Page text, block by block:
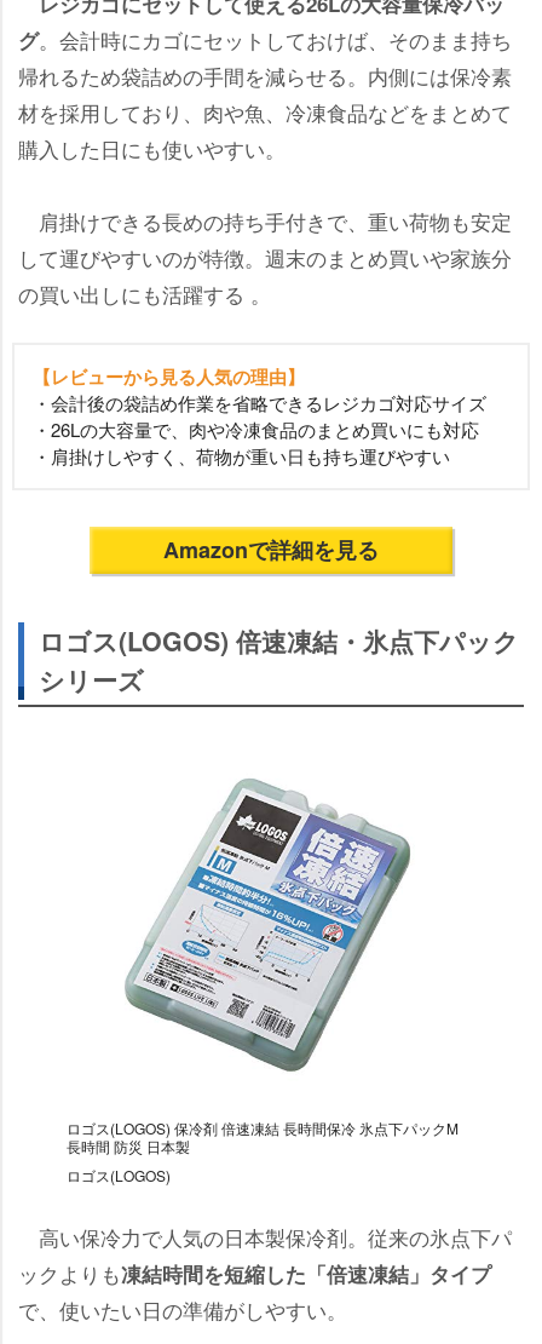
グ。会計時にカゴにセットしておけば、そのまま持ち
帰れるため袋詰めの手間を減らせる。内側には保冷素
材を採用しており、肉や魚、冷凍食品などをまとめて
購入した日にも使いやすい。
肩掛けできる長めの持ち手付きで、重い荷物も安定
して運びやすいのが特徴。週末のまとめ買いや家族分
の買い出しにも活躍する 。
【レビューから見る人気の理由】
・会計後の袋詰め作業を省略できるレジカゴ対応サイズ
・26Lの大容量で、肉や冷凍食品のまとめ買いにも対応
・肩掛けしやすく、荷物が重い日も持ち運びやすい
Amazonで詳細を見る
ロゴス(LOGOS) 倍速凍結・氷点下パック
シリーズ
ロゴス(LOGOS) 保冷剤 倍速凍結 長時間保冷 氷点下パックM
長時間 防災 日本製
ロゴス(LOGOS)
高い保冷力で人気の日本製保冷剤。従来の氷点下パ
ックよりも凍結時間を短縮した「倍速凍結」タイプ
で、使いたい日の準備がしやすい。